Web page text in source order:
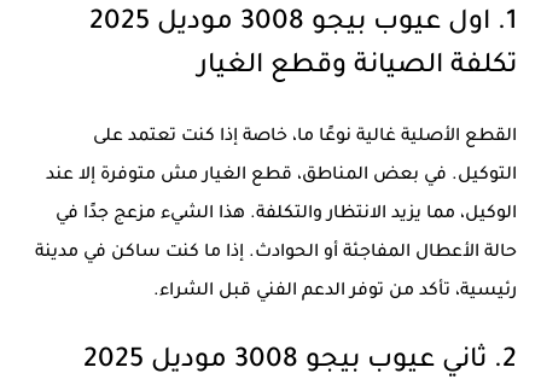
1. اول عيوب بيجو 3008 موديل 2025
تكلفة الصيانة وقطع الغيار
القطع الأصلية غالية نوعًا ما، خاصة إذا كنت تعتمد على
التوكيل. في بعض المناطق، قطع الغيار مش متوفرة إلا عند
الوكيل، مما يزيد الانتظار والتكلفة. هذا الشيء مزعج جدًا في
حالة الأعطال المفاجئة أو الحوادث. إذا ما كنت ساكن في مدينة
رئيسية، تأكد من توفر الدعم الفني قبل الشراء.
2. ثاني عيوب بيجو 3008 موديل 2025